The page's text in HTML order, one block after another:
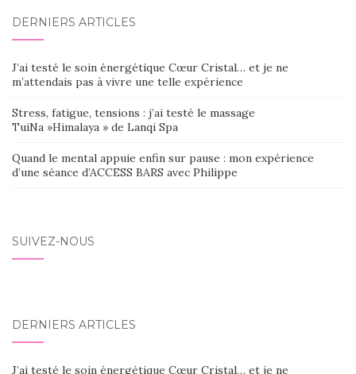
DERNIERS ARTICLES
J’ai testé le soin énergétique Cœur Cristal… et je ne
m’attendais pas à vivre une telle expérience
Stress, fatigue, tensions : j’ai testé le massage
TuiNa »Himalaya » de Lanqi Spa
Quand le mental appuie enfin sur pause : mon expérience
d’une séance d’ACCESS BARS avec Philippe
SUIVEZ-NOUS
DERNIERS ARTICLES
J’ai testé le soin énergétique Cœur Cristal… et je ne